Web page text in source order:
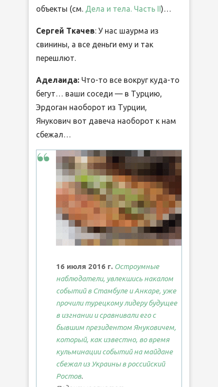
объекты (см. Дела и тела. Часть II)…
Сергей Ткачев: У нас шаурма из
свинины, а все деньги ему и так
перешлют.
Аделаида: Что-то все вокруг куда-то
бегут… ваши соседи — в Турцию,
Эрдоган наоборот из Турции,
Янукович вот давеча наоборот к нам
сбежал…
16 июля 2016 г. Остроумные
наблюдатели, увлекшись накалом
событий в Стамбуле и Анкаре, уже
прочили турецкому лидеру будущее
в изгнании и сравнивали его с
бывшим президентом Януковичем,
который, как известно, во время
кульминации событий на майдане
сбежал из Украины в российский
Ростов.